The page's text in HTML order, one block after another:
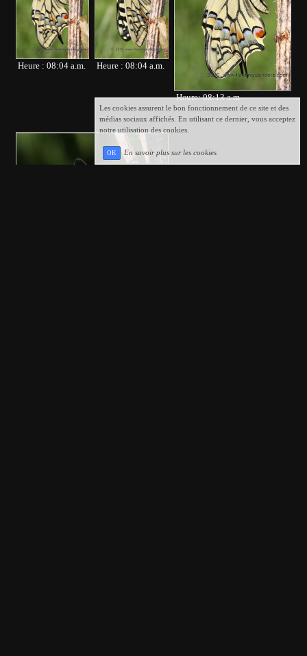
Heure : 08:04 a.m. Heure : 08:04 a.m.
Heure: 08:13 a.m.
Les cookies assurent le bon fonctionnement de ce site et des
médias sociaux affichés. En utilisant ce dernier, vous acceptez
notre utilisation des cookies.
OK En savoir plus sur les cookies